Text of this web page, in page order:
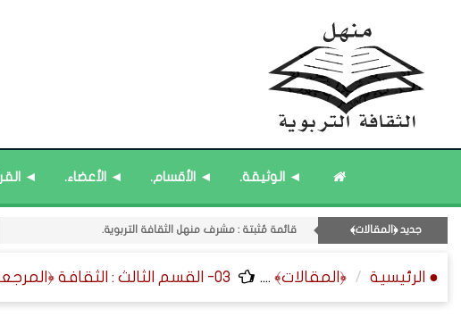
◄ الوثيقة. ◄ الأقسام. ◄ الأعضاء. ◄
جديد ﴿المقالات﴾ 11- القسم الحادي عشر : ﴿اللقاءات الشخصية - الثقافة المتسلسلة﴾.
قائمة مُحدَّثة : من ﴿جديد﴾ المشاركات. ● الرئيسية ﴿المقالات﴾ .... 03- القسم الثالث : الثقافة ﴿المرجعية - العلمية - التوثيقية﴾.